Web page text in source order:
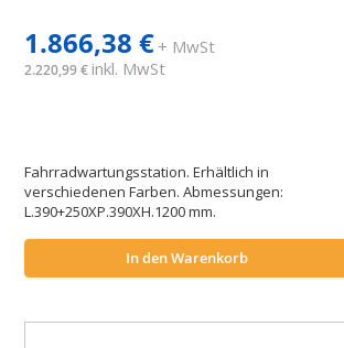
1.866,38 €+ MwSt
2.220,99 € inkl. MwSt
Fahrradwartungsstation. Erhältlich in
verschiedenen Farben. Abmessungen:
L.390+250XP.390XH.1200 mm.
In den Warenkorb